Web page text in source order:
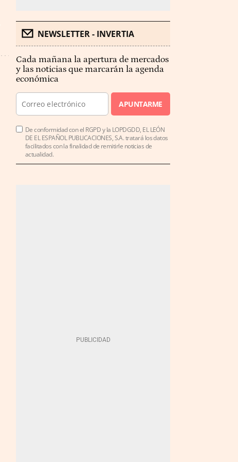
NEWSLETTER - INVERTIA
Cada mañana la apertura de mercados
y las noticias que marcarán la agenda
económica
APUNTARME
De conformidad con el RGPD y la LOPDGDD, EL LEÓN
DE EL ESPAÑOL PUBLICACIONES, S.A. tratará los datos
facilitados con la finalidad de remitirle noticias de
actualidad.